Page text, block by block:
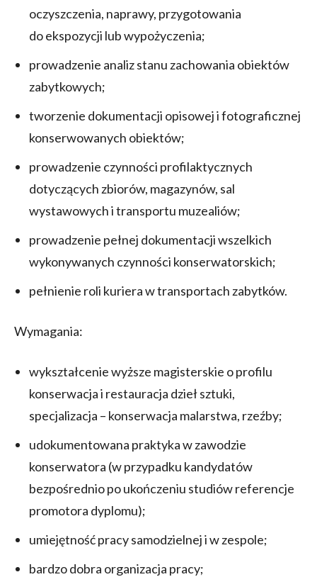
oczyszczenia, naprawy, przygotowania
do ekspozycji lub wypożyczenia;
prowadzenie analiz stanu zachowania obiektów
zabytkowych;
tworzenie dokumentacji opisowej i fotograficznej
konserwowanych obiektów;
prowadzenie czynności profilaktycznych
dotyczących zbiorów, magazynów, sal
wystawowych i transportu muzealiów;
prowadzenie pełnej dokumentacji wszelkich
wykonywanych czynności konserwatorskich;
pełnienie roli kuriera w transportach zabytków.
Wymagania:
wykształcenie wyższe magisterskie o profilu
konserwacja i restauracja dzieł sztuki,
specjalizacja – konserwacja malarstwa, rzeźby;
udokumentowana praktyka w zawodzie
konserwatora (w przypadku kandydatów
bezpośrednio po ukończeniu studiów referencje
promotora dyplomu);
umiejętność pracy samodzielnej i w zespole;
bardzo dobra organizacja pracy;